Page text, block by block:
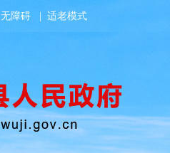
无障碍 适老模式